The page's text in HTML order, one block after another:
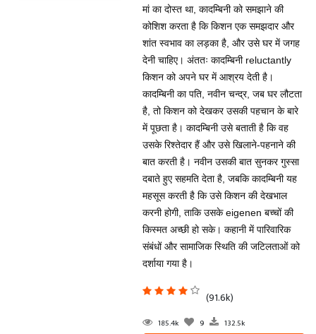
मां का दोस्त था, कादम्बिनी को समझाने की
कोशिश करता है कि किशन एक समझदार और
शांत स्वभाव का लड़का है, और उसे घर में जगह
देनी चाहिए। अंततः कादम्बिनी reluctantly
किशन को अपने घर में आश्रय देती है।
कादम्बिनी का पति, नवीन चन्द्र, जब घर लौटता
है, तो किशन को देखकर उसकी पहचान के बारे
में पूछता है। कादम्बिनी उसे बताती है कि वह
उसके रिश्तेदार हैं और उसे खिलाने-पहनाने की
बात करती है। नवीन उसकी बात सुनकर गुस्सा
दबाते हुए सहमति देता है, जबकि कादम्बिनी यह
महसूस करती है कि उसे किशन की देखभाल
करनी होगी, ताकि उसके eigenen बच्चों की
किस्मत अच्छी हो सके। कहानी में पारिवारिक
संबंधों और सामाजिक स्थिति की जटिलताओं को
दर्शाया गया है।
(91.6k)
185.4k 9 132.5k